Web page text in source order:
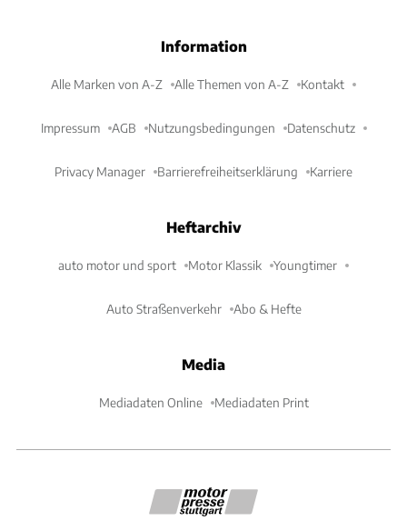
Information
Alle Marken von A-Z Alle Themen von A-Z Kontakt
Impressum AGB Nutzungsbedingungen Datenschutz
Privacy Manager Barrierefreiheitserklärung Karriere
Heftarchiv
auto motor und sport Motor Klassik Youngtimer
Auto Straßenverkehr Abo & Hefte
Media
Mediadaten Online Mediadaten Print